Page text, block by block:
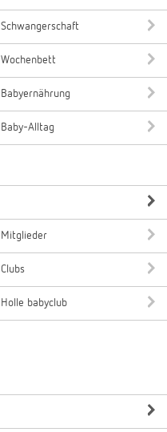
Schwangerschaft
Wochenbett
Babyernährung
Baby-Alltag
Mitglieder
Clubs
Holle babyclub